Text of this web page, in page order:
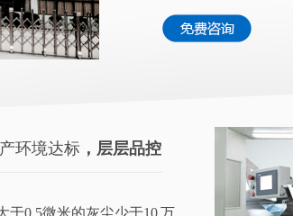
环境达标 ，层层品控
于0.5微米的灰尘少于10 万